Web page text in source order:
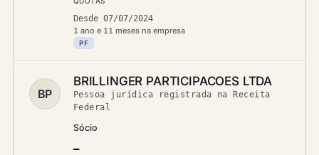
Desde 07/07/2024
1 ano e 11 meses na empresa
PF
BP
BRILLINGER PARTICIPACOES LTDA
Pessoa jurídica registrada na Receita
Federal
Sócio
—